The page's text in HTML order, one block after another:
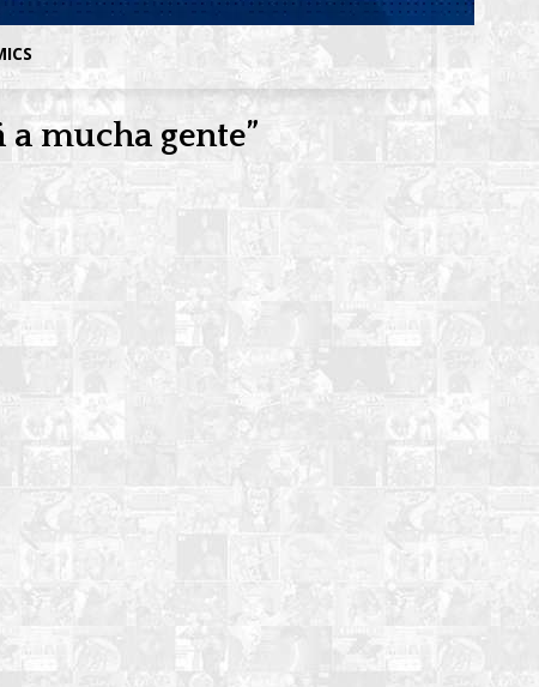
mucha gente”